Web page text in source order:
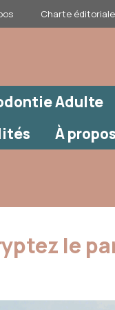
Charte éditoriale
Adulte
À propos
le